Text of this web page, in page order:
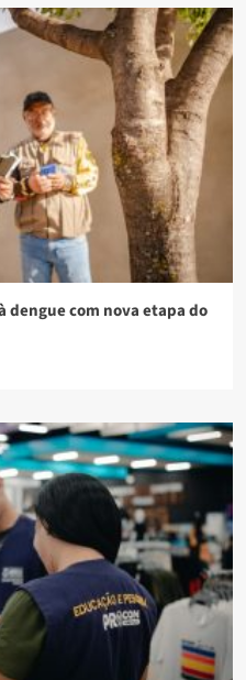
dengue com nova etapa do